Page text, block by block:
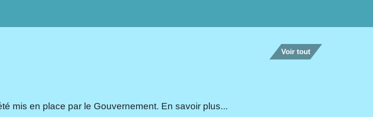
Voir tout
mis en place par le Gouvernement. En savoir plus...